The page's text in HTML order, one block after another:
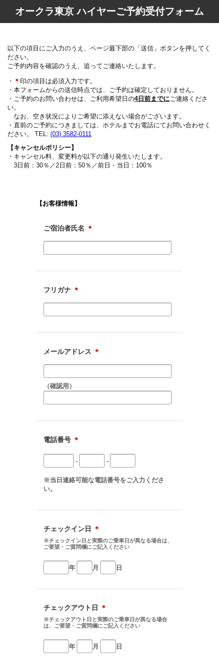
オークラ東京 ハイヤーご予約受付フォーム
以下の項目にご入力のうえ、ページ最下部の「送信」ボタンを押してく
ださい。
ご予約内容を確認のうえ、追ってご連絡いたします。
・ ＊ 印の項目は必須入力です。
・本フォームからの送信時点では、ご予約は確定しておりません。
・ご予約のお問い合わせは、ご利用希望日の4日前までにご連絡くださ
い。
なお、空き状況によりご希望に添えない場合がございます。
・直前のご予約につきましては、ホテルまでお電話にてお問い合わせく
ださい。 TEL: (03) 3582-0111
【キャンセルポリシー】
・キャンセル料、変更料が以下の通り発生いたします。
3日前：30％／2日前：50％／前日・当日：100％
【お客様情報】
ご宿泊者氏名 ＊
フリガナ ＊
メールアドレス ＊
（確認用）
電話番号 ＊
- -
※当日連絡可能な電話番号をご入力くださ
い。
チェックイン日 ＊
※チェックイン日と実際のご乗車日が異なる場合は、
ご要望・ご質問欄にご記入ください
年 月 日
チェックアウト日 ＊
※チェックアウト日と実際のご乗車日が異なる場合
は、ご要望・ご質問欄にご記入ください
年 月 日